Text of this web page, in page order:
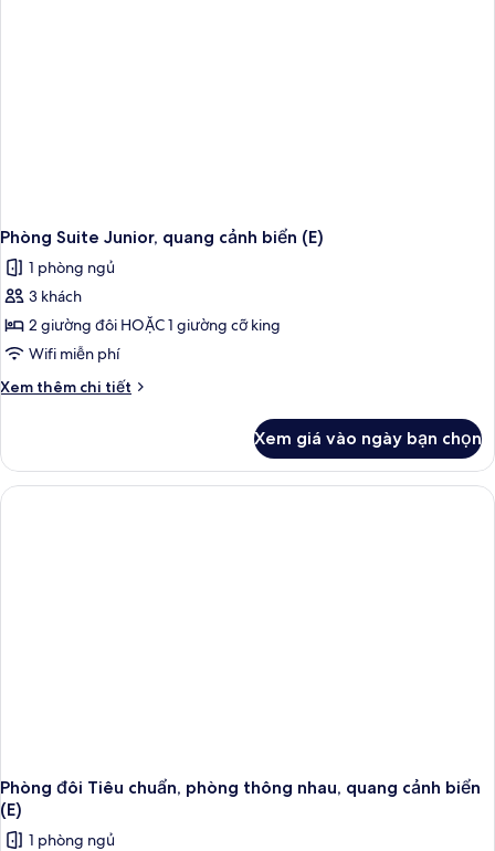
Phòng Suite Junior, quang cảnh biển (E)
1 phòng ngủ
3 khách
2 giường đôi HOẶC 1 giường cỡ king
Wifi miễn phí
Xem thêm chi tiết
Chi
Phòng
Suite
Junior,
Xem giá vào ngày bạn chọn
Phòng đôi Tiêu chuẩn, phòng thông nhau, quang cảnh biển
(E)
1 phòng ngủ